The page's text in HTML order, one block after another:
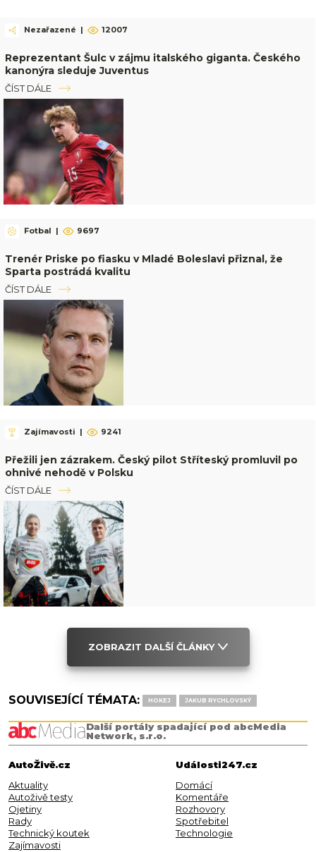
Nezařazené | 12007
Reprezentant Šulc v zájmu italského giganta. Českého
kanonýra sleduje Juventus
ČÍST DÁLE
Fotbal | 9697
Trenér Priske po fiasku v Mladé Boleslavi přiznal, že
Sparta postrádá kvalitu
ČÍST DÁLE
Zajímavosti | 9241
Přežili jen zázrakem. Český pilot Stříteský promluvil po
ohnivé nehodě v Polsku
ČÍST DÁLE
ZOBRAZIT DALŠÍ ČLÁNKY
SOUVISEJÍCÍ TÉMATA: HOKEJ JAKUB RYCHLOVSKÝ
Další portály spadající pod abcMedia
Network, s.r.o.
AutoŽivě.cz
Aktuality
Autoživě testy
Ojetiny
Rady
Technický koutek
Zajímavosti
Události247.cz
Domácí
Komentáře
Rozhovory
Spotřebitel
Technologie